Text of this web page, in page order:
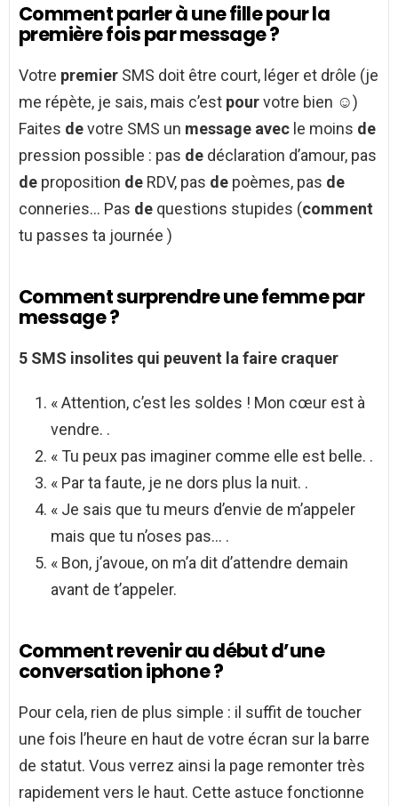
Comment parler à une fille pour la
première fois par message ?
Votre premier SMS doit être court, léger et drôle (je
me répète, je sais, mais c’est pourvotre bien ☺)
Faites devotre SMS un message avec le moins de
pression possible : pas de déclaration d’amour, pas
de proposition de RDV, pas de poèmes, pas de
conneries… Pas de questions stupides (comment
tu passes ta journée )
Comment surprendre une femme par
message ?
5 SMS insolites qui peuvent la faire craquer
« Attention, c’est les soldes ! Mon cœur est à
vendre. .
« Tu peux pas imaginer comme elle est belle. .
« Par ta faute, je ne dors plus la nuit. .
« Je sais que tu meurs d’envie de m’appeler
mais que tu n’oses pas… .
« Bon, j’avoue, on m’a dit d’attendre demain
avant de t’appeler.
Comment revenir au début d’une
conversation iphone ?
Pour cela, rien de plus simple : il suffit de toucher
une fois l’heure en haut de votre écran sur la barre
de statut. Vous verrez ainsi la page remonter très
rapidement vers le haut. Cette astuce fonctionne